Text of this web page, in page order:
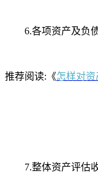
6.各项资产及负债
推荐阅读:《怎样对资
7.整体资产评估收